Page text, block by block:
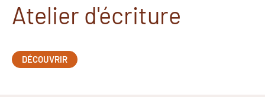
Atelier d'écriture
DÉCOUVRIR